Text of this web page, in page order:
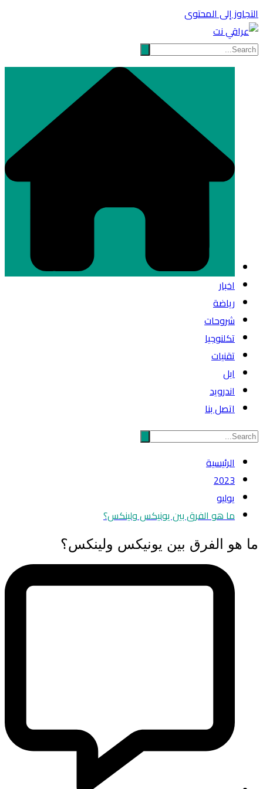
التجاوز إلى المحتوى
اخبار
رياضة
شروحات
تكلنوجيا
تقنيات
ابل
اندرويد
اتصل بنا
الرئيسية
2023
يوليو
ما هو الفرق بين يونيكس ولينكس؟
ما هو الفرق بين يونيكس ولينكس؟